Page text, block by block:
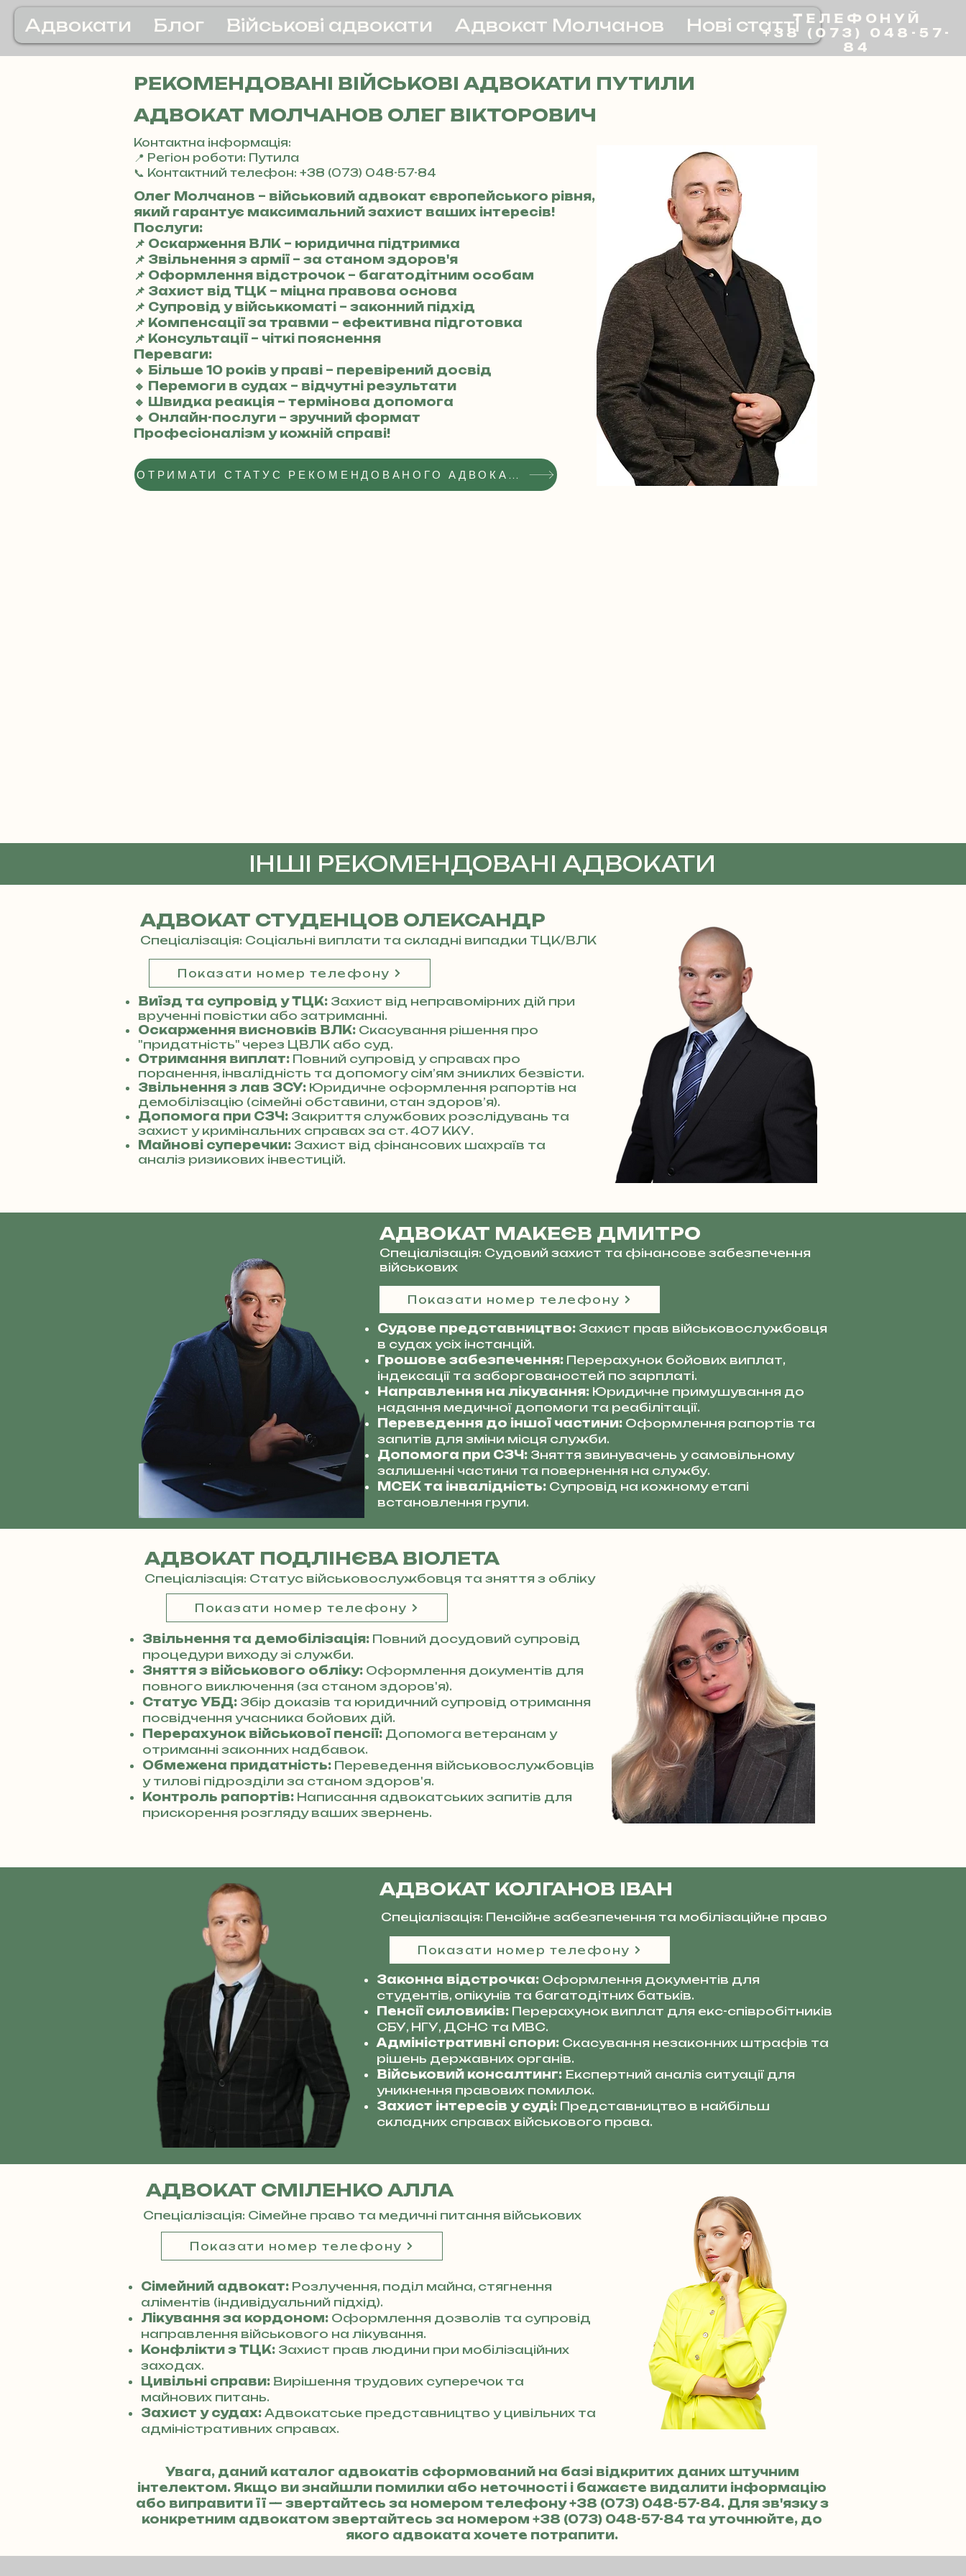
Адвокати Блог Військові адвокати Адвокат Молчанов Нові статтіТЕЛЕФОНУЙ
+38 (073) 048-57-
84
РЕКОМЕНДОВАНІ ВІЙСЬКОВІ АДВОКАТИ ПУТИЛИ
АДВОКАТ МОЛЧАНОВ ОЛЕГ ВІКТОРОВИЧ
Контактна інформація:
📍 Регіон роботи: Путила
📞 Контактний телефон: +38 (073) 048-57-84
Олег Молчанов – військовий адвокат європейського рівня,
який гарантує максимальний захист ваших інтересів!
Послуги:
📌 Оскарження ВЛК – юридична підтримка
📌 Звільнення з армії – за станом здоров'я
📌 Оформлення відстрочок – багатодітним особам
📌 Захист від ТЦК – міцна правова основа
📌 Супровід у військкоматі – законний підхід
📌 Компенсації за травми – ефективна підготовка
📌 Консультації – чіткі пояснення
Переваги:
🔹 Більше 10 років у праві – перевірений досвід
🔹 Перемоги в судах – відчутні результати
🔹 Швидка реакція – термінова допомога
🔹 Онлайн-послуги – зручний формат
Професіоналізм у кожній справі!
ОТРИМАТИ СТАТУС РЕКОМЕНДОВАНОГО АДВОКАТА
ІНШІ РЕКОМЕНДОВАНІ АДВОКАТИ
АДВОКАТ СТУДЕНЦОВ ОЛЕКСАНДР
Спеціалізація: Соціальні виплати та складні випадки ТЦК/ВЛК
Показати номер телефону
Виїзд та супровід у ТЦК: Захист від неправомірних дій при
врученні повістки або затриманні.
Оскарження висновків ВЛК: Скасування рішення про
"придатність" через ЦВЛК або суд.
Отримання виплат: Повний супровід у справах про
поранення, інвалідність та допомогу сім’ям зниклих безвісти.
Звільнення з лав ЗСУ: Юридичне оформлення рапортів на
демобілізацію (сімейні обставини, стан здоров’я).
Допомога при СЗЧ: Закриття службових розслідувань та
захист у кримінальних справах за ст. 407 ККУ.
Майнові суперечки: Захист від фінансових шахраїв та
аналіз ризикових інвестицій.
АДВОКАТ МАКЕЄВ ДМИТРО
Спеціалізація: Судовий захист та фінансове забезпечення
військових
Судове представництво: Захист прав військовослужбовця
в судах усіх інстанцій.
Грошове забезпечення: Перерахунок бойових виплат,
індексації та заборгованостей по зарплаті.
Направлення на лікування: Юридичне примушування до
надання медичної допомоги та реабілітації.
Переведення до іншої частини: Оформлення рапортів та
запитів для зміни місця служби.
Допомога при СЗЧ: Зняття звинувачень у самовільному
залишенні частини та повернення на службу.
МСЕК та інвалідність: Супровід на кожному етапі
встановлення групи.
Показати номер телефону
АДВОКАТ ПОДЛІНЄВА ВІОЛЕТА
Спеціалізація: Статус військовослужбовця та зняття з обліку
Показати номер телефону
Звільнення та демобілізація: Повний досудовий супровід
процедури виходу зі служби.
Зняття з військового обліку: Оформлення документів для
повного виключення (за станом здоров'я).
Статус УБД: Збір доказів та юридичний супровід отримання
посвідчення учасника бойових дій.
Перерахунок військової пенсії: Допомога ветеранам у
отриманні законних надбавок.
Обмежена придатність: Переведення військовослужбовців
у тилові підрозділи за станом здоров'я.
Контроль рапортів: Написання адвокатських запитів для
прискорення розгляду ваших звернень.
АДВОКАТ КОЛГАНОВ ІВАН
Спеціалізація: Пенсійне забезпечення та мобілізаційне право
Законна відстрочка: Оформлення документів для
студентів, опікунів та багатодітних батьків.
Пенсії силовиків: Перерахунок виплат для екс-співробітників
СБУ, НГУ, ДСНС та МВС.
Адміністративні спори: Скасування незаконних штрафів та
рішень державних органів.
Військовий консалтинг: Експертний аналіз ситуації для
уникнення правових помилок.
Захист інтересів у суді: Представництво в найбільш
складних справах військового права.
Показати номер телефону
АДВОКАТ СМІЛЕНКО АЛЛА
Спеціалізація: Сімейне право та медичні питання військових
Показати номер телефону
Сімейний адвокат: Розлучення, поділ майна, стягнення
аліментів (індивідуальний підхід).
Лікування за кордоном: Оформлення дозволів та супровід
направлення військового на лікування.
Конфлікти з ТЦК: Захист прав людини при мобілізаційних
заходах.
Цивільні справи: Вирішення трудових суперечок та
майнових питань.
Захист у судах: Адвокатське представництво у цивільних та
адміністративних справах.
Увага, даний каталог адвокатів сформований на базі відкритих даних штучним
інтелектом. Якщо ви знайшли помилки або неточності і бажаєте видалити інформацію
або виправити її — звертайтесь за номером телефону+38 (073) 048-57-84. Для зв'язку з
конкретним адвокатом звертайтесь за номером +38 (073) 048-57-84 та уточнюйте, до
якого адвоката хочете потрапити.